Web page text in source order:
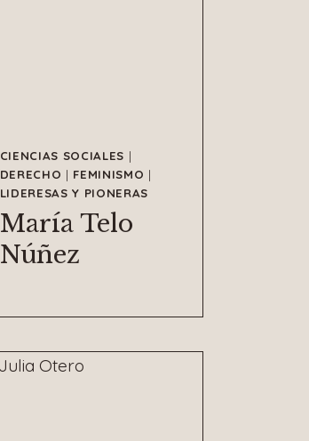
CIENCIAS SOCIALES |
DERECHO | FEMINISMO |
LIDERESAS Y PIONERAS
María Telo
Núñez